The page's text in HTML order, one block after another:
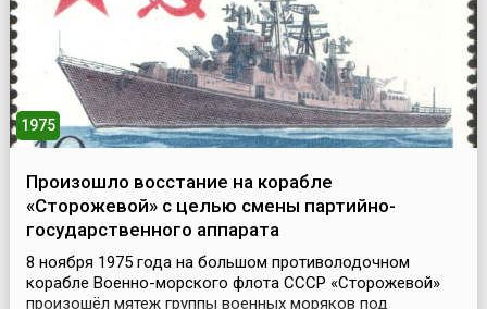
1975
Произошло восстание на корабле
«Сторожевой» с целью смены партийно-
государственного аппарата
8 ноября 1975 года на большом противолодочном
корабле Военно-морского флота СССР «Сторожевой»
произошёл мятеж группы военных моряков под